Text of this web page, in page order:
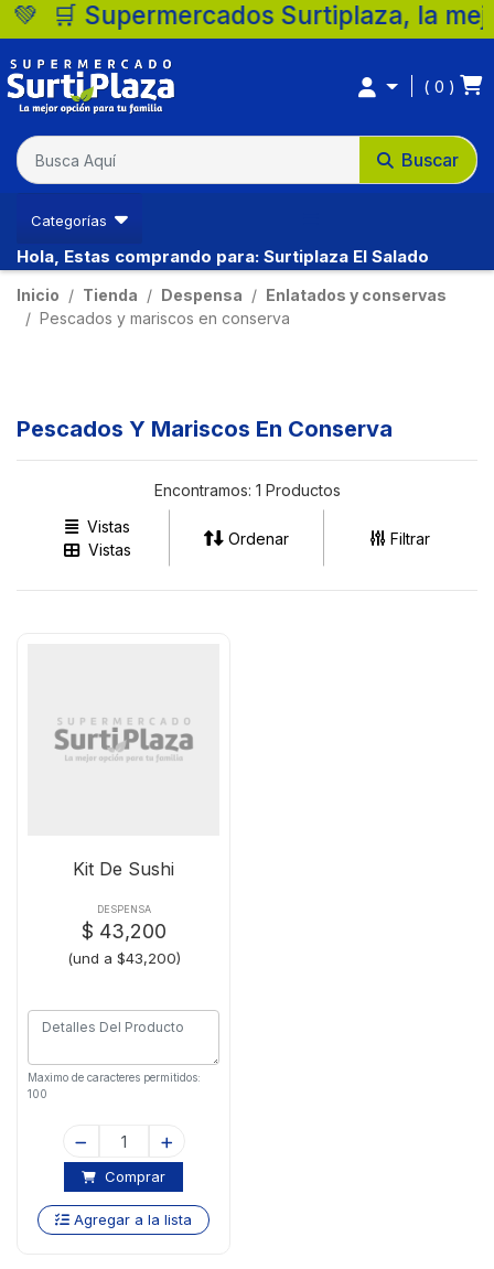
Supermercados Surtiplaza, la
Buscar
0
Categorías
Hola, Estas comprando para: Surtiplaza El Salado
Inicio Tienda Despensa
Enlatados y conservas
Pescados y mariscos en conserva
Pescados Y Mariscos En Conserva
Encontramos: 1 Productos
Vistas
Vistas
Ordenar Filtrar
Kit De Sushi
DESPENSA
$ 43,200
(und a $43,200)
Maximo de caracteres permitidos:
100
Comprar
Agregar a la lista
Ventas Ibague
(57) 3213794333
Ventas Neiva
(57) 3202362042